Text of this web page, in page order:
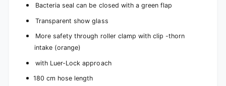
e
Bacteria seal can be closed with a green flap
Transparent show glass
More safety through roller clamp with clip -thorn
intake (orange)
with Luer-Lock approach
180 cm hose length